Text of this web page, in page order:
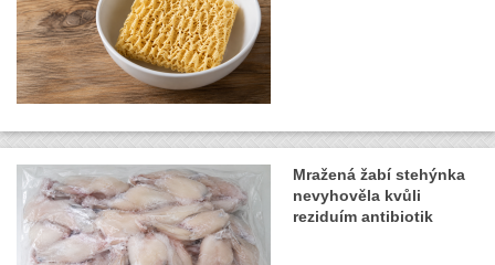
Mražená žabí stehýnka
nevyhověla kvůli
reziduím antibiotik